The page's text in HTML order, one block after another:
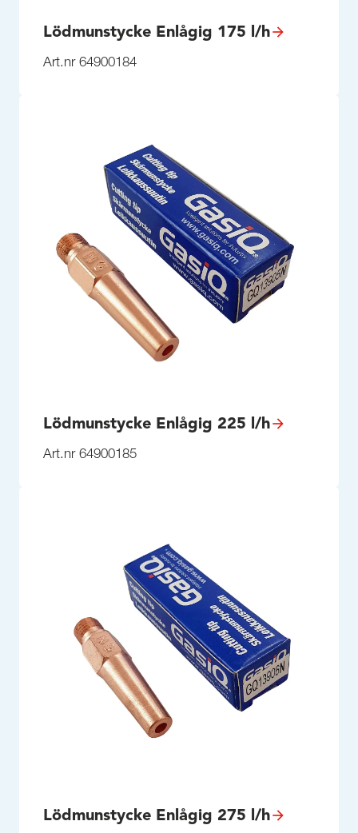
Lödmunstycke Enlågig 175 l/h
Art.nr 64900184
Lödmunstycke Enlågig 225 l/h
Art.nr 64900185
Lödmunstycke Enlågig 275 l/h